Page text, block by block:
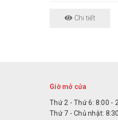
Chi tiết
Giờ mở cửa
Thứ 2 - Thứ 6: 8:00 -
Thứ 7 - Chủ nhật: